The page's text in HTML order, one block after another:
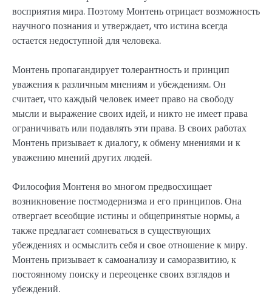
восприятия мира. Поэтому Монтень отрицает возможность
научного познания и утверждает, что истина всегда
остается недоступной для человека.
Монтень пропагандирует толерантность и принцип
уважения к различным мнениям и убеждениям. Он
считает, что каждый человек имеет право на свободу
мысли и выражение своих идей, и никто не имеет права
ограничивать или подавлять эти права. В своих работах
Монтень призывает к диалогу, к обмену мнениями и к
уважению мнений других людей.
Философия Монтеня во многом предвосхищает
возникновение постмодернизма и его принципов. Она
отвергает всеобщие истины и общепринятые нормы, а
также предлагает сомневаться в существующих
убеждениях и осмыслить себя и свое отношение к миру.
Монтень призывает к самоанализу и саморазвитию, к
постоянному поиску и переоценке своих взглядов и
убеждений.